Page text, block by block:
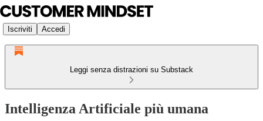
Iscriviti Accedi
Leggi senza distrazioni su Substack
Intelligenza Artificiale più umana